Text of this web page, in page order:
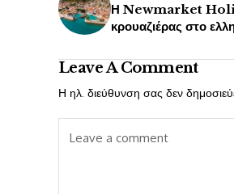
Η Newmarket
κρουαζιέρας στο
Leave A Comment
Η ηλ. διεύθυνση σας δεν